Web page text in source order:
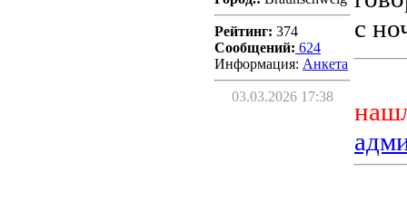
Рейтинг: 374
Сообщений: 624
Информация: Aнкета
03.03.2026 17:38
с